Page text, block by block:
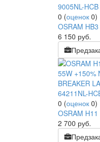
0 (оценок 0)
OSRAM
6 150 руб.
0 (оценок 0)
OSRAM
2 700 руб.